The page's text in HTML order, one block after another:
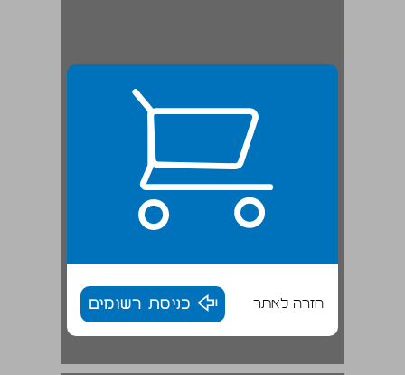
חזרה לאתר כניסת רשומים